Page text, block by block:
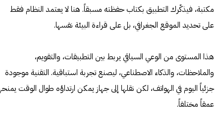
مكتبة، فيذكّرك التطبيق بكتاب حفظته مسبقاً. هنا لا يعتمد النظام فقط
على تحديد الموقع الجغرافي، بل على قراءة البيئة نفسها.
هذا المستوى من الوعي السياقي يربط بين التطبيقات، والتقويم،
والملاحظات، والذكاء الاصطناعي، ليصنع تجربة استباقية. التقنية موجودة
جزئياً اليوم في الهواتف، لكن نقلها إلى جهاز يمكن ارتداؤه طوال الوقت
عمقاً مختلفاً.